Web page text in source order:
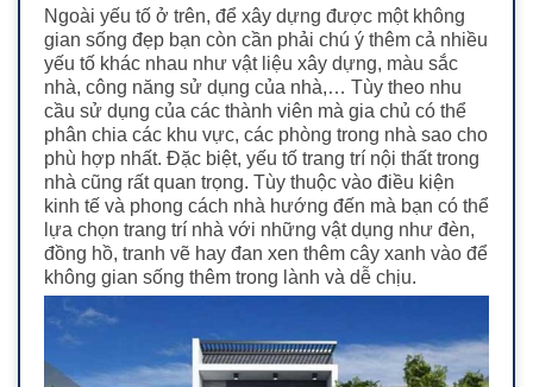
Ngoài yếu tố ở trên, để xây dựng được một không
gian sống đẹp bạn còn cần phải chú ý thêm cả nhiều
yếu tố khác nhau như vật liệu xây dựng, màu sắc
nhà, công năng sử dụng của nhà,… Tùy theo nhu
cầu sử dụng của các thành viên mà gia chủ có thể
phân chia các khu vực, các phòng trong nhà sao cho
phù hợp nhất. Đặc biệt, yếu tố trang trí nội thất trong
nhà cũng rất quan trọng. Tùy thuộc vào điều kiện
kinh tế và phong cách nhà hướng đến mà bạn có thể
lựa chọn trang trí nhà với những vật dụng như đèn,
đồng hồ, tranh vẽ hay đan xen thêm cây xanh vào để
không gian sống thêm trong lành và dễ chịu.